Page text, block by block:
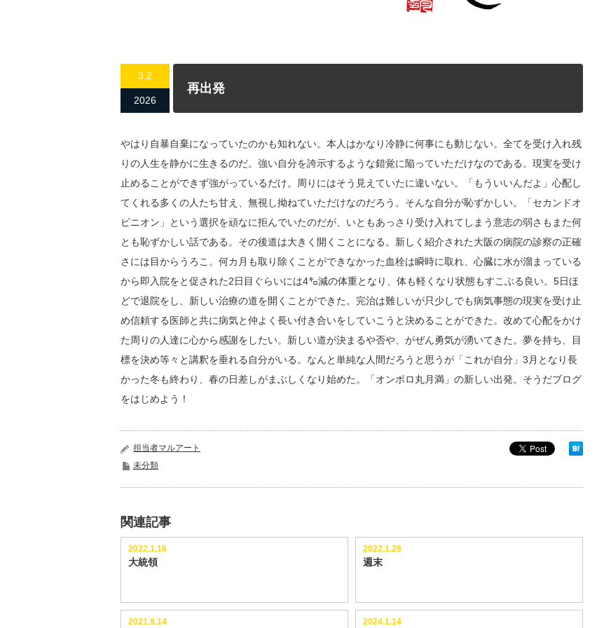
3.2
2026
再出発
やはり自暴自棄になっていたのかも知れない。本人はかなり冷静に何事にも動じない。全てを受け入れ残
りの人生を静かに生きるのだ。強い自分を誇示するような錯覚に陥っていただけなのである。現実を受け
止めることができず強がっているだけ。周りにはそう見えていたに違いない。「もういいんだよ」心配し
てくれる多くの人たち甘え、無視し拗ねていただけなのだろう。そんな自分が恥ずかしい。「セカンドオ
ピニオン」という選択を頑なに拒んでいたのだが、いともあっさり受け入れてしまう意志の弱さもまた何
とも恥ずかしい話である。その後道は大きく開くことになる。新しく紹介された大阪の病院の診察の正確
さには目からうろこ。何カ月も取り除くことができなかった血栓は瞬時に取れ、心臓に水が溜まっている
から即入院をと促された2日目ぐらいには4㌔減の体重となり、体も軽くなり状態もすこぶる良い。5日ほ
どで退院をし、新しい治療の道を開くことができた。完治は難しいが只少しでも病気事態の現実を受け止
め信頼する医師と共に病気と仲よく長い付き合いをしていこうと決めることができた。改めて心配をかけ
た周りの人達に心から感謝をしたい。新しい道が決まるや否や、がぜん勇気が湧いてきた。夢を持ち、目
標を決め等々と講釈を垂れる自分がいる。なんと単純な人間だろうと思うが「これが自分」3月となり長
かった冬も終わり、春の日差しがまぶしくなり始めた。「オンボロ丸月満」の新しい出発。そうだブログ
をはじめよう！
担当者マルアート
未分類
関連記事
2022.1.16
大統領
2022.1.28
週末
2021.9.14 2024.1.14